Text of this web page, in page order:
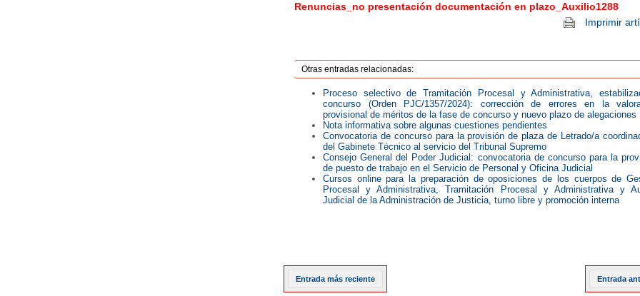
Renuncias_no presentación documentación en plazo_Auxilio1288
Imprimir
Otras entradas relacionadas:
Proceso selectivo de Tramitación Procesal y Administrativa,
concurso (Orden PJC/1357/2024): corrección de errores en la
provisional de méritos de la fase de concurso y nuevo plazo de alegaciones
Nota informativa sobre algunas cuestiones pendientes
Convocatoria de concurso para la provisión de plaza de Letrado/a
del Gabinete Técnico al servicio del Tribunal Supremo
Consejo General del Poder Judicial: convocatoria de concurso para la
de puesto de trabajo en el Servicio de Personal y Oficina Judicial
Cursos online para la preparación de oposiciones de los cuerpos de
Procesal y Administrativa, Tramitación Procesal y Administrativa y
Judicial de la Administración de Justicia, turno libre y promoción interna
Entrada más reciente Entrada